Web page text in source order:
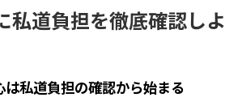
私道負担を徹底確認しよ
私道負担の確認から始まる